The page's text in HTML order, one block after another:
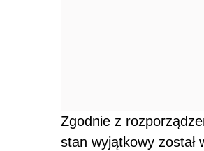
Zgodnie z
stan wyjątkowy został